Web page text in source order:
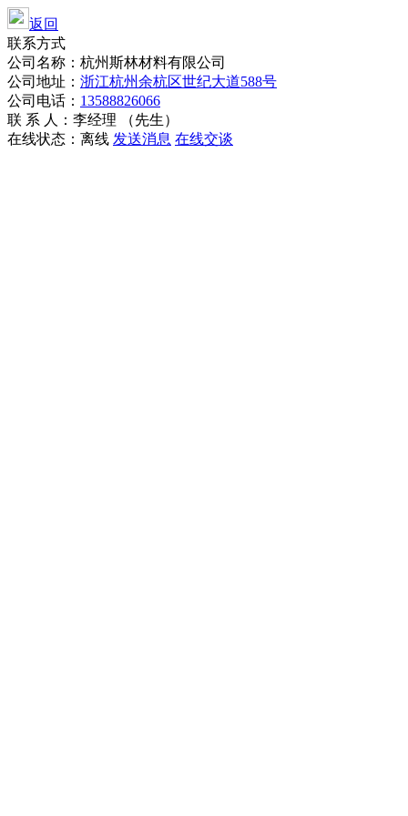
返回
联系方式
公司名称：杭州斯林材料有限公司
公司地址： 浙江杭州余杭区世纪大道588号
公司电话： 13588826066
联 系 人：李经理 （先生）
在线状态： 离线 发送消息 在线交谈